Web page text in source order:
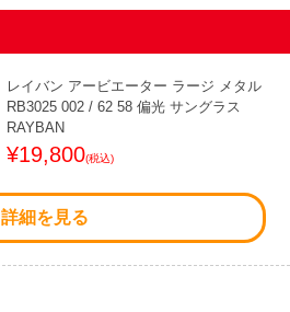
レイバン アービエーター ラージ メタル
RB3025 002 / 62 58 偏光 サングラス
RAYBAN
¥19,800(税込)
詳細を見る